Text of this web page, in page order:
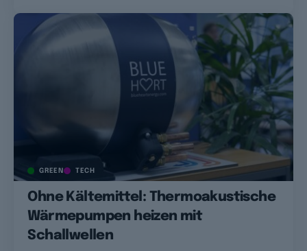
GREEN TECH
Ohne Kältemittel: Thermoakustische
Wärmepumpen heizen mit
Schallwellen